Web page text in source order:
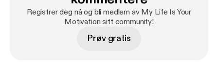
Registrer deg nå og bli medlem av My Life Is Your
Motivation sitt community!
Prøv gratis